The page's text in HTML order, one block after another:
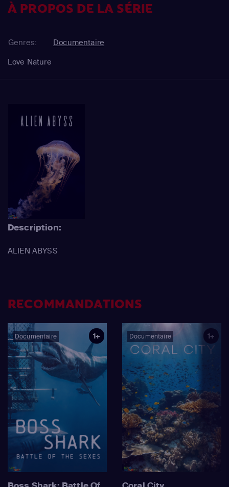
À PROPOS DE LA SÉRIE
Genres:
Documentaire
Love Nature
Description:
ALIEN ABYSS
RECOMMANDATIONS
Documentaire 1+ Documentaire 1+